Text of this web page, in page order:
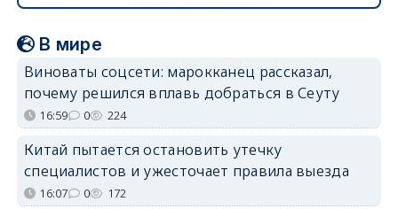
В мире
Виноваты соцсети: марокканец рассказал,
почему решился вплавь добраться в Сеуту
16:59 0 224
Китай пытается остановить утечку
специалистов и ужесточает правила выезда
16:07 0 172